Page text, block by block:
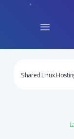
Shared Linux